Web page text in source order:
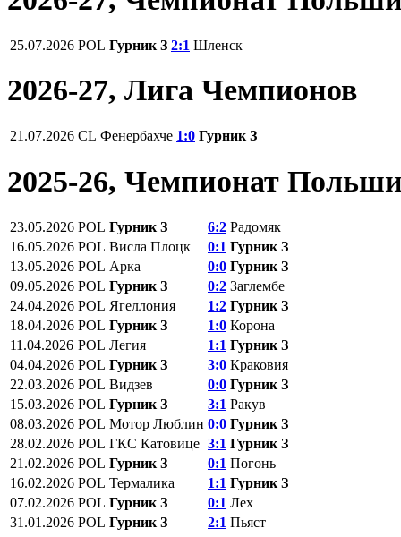
25.07.2026 POL Гурник З 2:1 Шленск
2026-27, Лига Чемпионов
21.07.2026 CL Фенербахче 1:0 Гурник З
2025-26, Чемпионат
23.05.2026 POL Гурник З 6:2 Радомяк
16.05.2026 POL Висла Плоцк 0:1 Гурник З
13.05.2026 POL Арка 0:0 Гурник З
09.05.2026 POL Гурник З 0:2 Заглембе
24.04.2026 POL Ягеллония 1:2 Гурник З
18.04.2026 POL Гурник З 1:0 Корона
11.04.2026 POL Легия 1:1 Гурник З
04.04.2026 POL Гурник З 3:0 Краковия
22.03.2026 POL Видзев 0:0 Гурник З
15.03.2026 POL Гурник З 3:1 Ракув
08.03.2026 POL Мотор Люблин 0:0 Гурник З
28.02.2026 POL ГКС Катовице 3:1 Гурник З
21.02.2026 POL Гурник З 0:1 Погонь
16.02.2026 POL Термалика 1:1 Гурник З
07.02.2026 POL Гурник З 0:1 Лех
31.01.2026 POL Гурник З 2:1 Пьяст